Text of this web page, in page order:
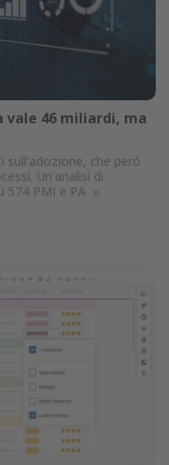
46 miliardi, ma
che però
Un’analisi di
574 PMI e PA »